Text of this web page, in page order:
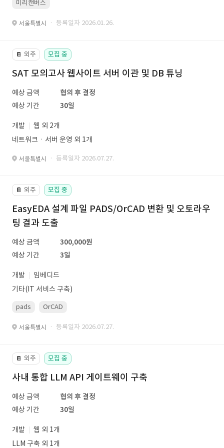
미리캔버스
서울특별시 · 등록일자 2026.01.26.
📔 외주 모집 중
SAT 모의고사 웹사이트 서버 이관 및 DB 튜닝
예상 금액
협의 후 결정
예상 기간
30일
개발
웹 외 2개
네트워크ㆍ서버 운영 외 1개
서울특별시 · 등록일자 2026.07.27.
📔 외주 모집 중
EasyEDA 설계 파일 PADS/OrCAD 변환 및 오토라우
팅 결과 도출
예상 금액
300,000원
예상 기간
3일
개발
임베디드
기타(IT 서비스 구축)
pads OrCAD
서울특별시 · 등록일자 2026.07.27.
📔 외주 모집 중
사내 통합 LLM API 게이트웨이 구축
예상 금액
협의 후 결정
예상 기간
30일
개발
웹 외 1개
LLM 구축 외 1개